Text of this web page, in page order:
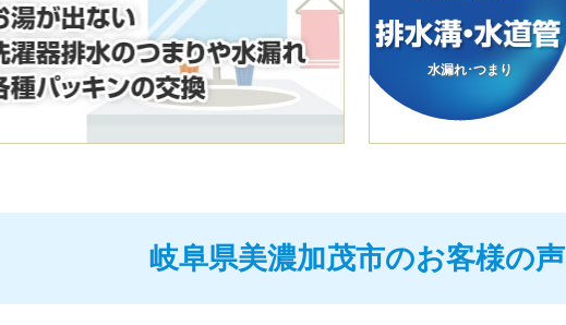
水漏れ･つまり
岐阜県美濃加茂市のお客様の声